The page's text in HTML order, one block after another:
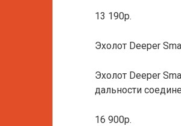
13 190р.
Эхолот Deeper
Эхолот Deeper
дальности
16 900р.